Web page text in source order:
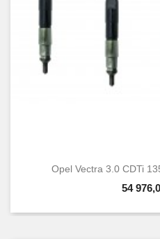
Opel Vectra 3.0 CDTi
54